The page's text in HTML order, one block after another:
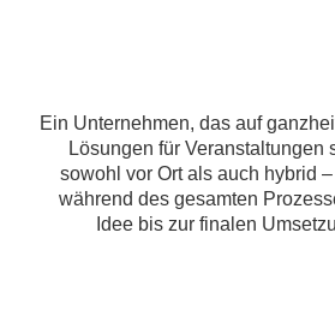
Ein Unternehmen, das auf
Lösungen für Veranstaltungen
sowohl vor Ort als auch hybrid
während des gesamten
Idee bis zur finalen